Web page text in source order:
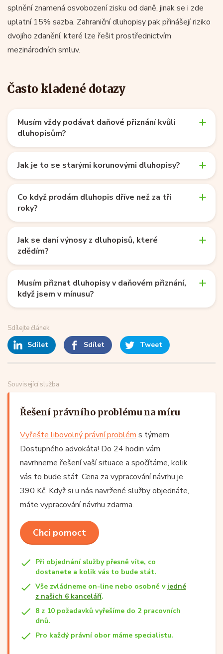
splnění znamená osvobození zisku od daně, jinak se i zde
uplatní 15% sazba. Zahraniční dluhopisy pak přinášejí riziko
dvojího zdanění, které lze řešit prostřednictvím
mezinárodních smluv.
Často kladené dotazy
Musím vždy podávat daňové přiznání kvůli
dluhopisům?
Jak je to se starými korunovými dluhopisy?
Co když prodám dluhopis dříve než za tři
roky?
Jak se daní výnosy z dluhopisů, které
zdědím?
Musím přiznat dluhopisy v daňovém přiznání,
když jsem v mínusu?
Sdílejte článek
Sdílet Sdílet Tweet
Související služba
Řešení právního problému na míru
Vyřešte libovolný právní problém s týmem
Dostupného advokáta! Do 24 hodin vám
navrhneme řešení vaší situace a spočítáme, kolik
vás to bude stát. Cena za vypracování návrhu je
390 Kč. Když si u nás navržené služby objednáte,
máte vypracování návrhu zdarma.
Chci pomoct
Při objednání služby přesně víte, co
dostanete a kolik vás to bude stát.
Vše zvládneme on-line nebo osobně v jedné
z našich 6 kanceláří.
8 z 10 požadavků vyřešíme do 2 pracovních
dnů.
Pro každý právní obor máme specialistu.